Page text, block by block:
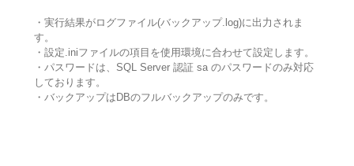
・実行結果がログファイル(バックアップ.log)に出力されま
す。
・設定.iniファイルの項目を使用環境に合わせて設定します。
・パスワードは、SQL Server 認証 sa のパスワードのみ対応
しております。
・バックアップはDBのフルバックアップのみです。